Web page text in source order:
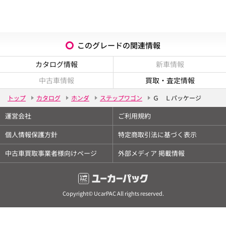
このグレードの関連情報
カタログ情報
新車情報
中古車情報
買取・査定情報
トップ カタログ ホンダ ステップワゴン Ｇ Ｌパッケージ
運営会社
ご利用規約
個人情報保護方針
特定商取引法に基づく表示
中古車買取事業者様向けページ
外部メディア 掲載情報
Copyright© UcarPAC All rights reserved.